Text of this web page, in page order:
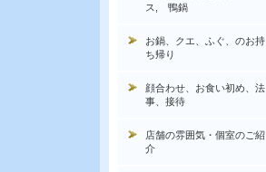
ス, 鴨鍋
お鍋、クエ、ふぐ、のお持
ち帰り
顔合わせ、お食い初め、法
事、接待
店舗の雰囲気・個室のご紹
介